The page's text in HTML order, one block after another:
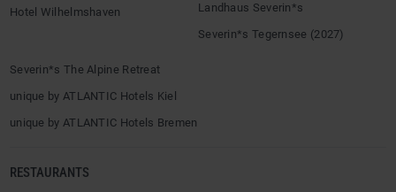
Hotel Wilhelmshaven
Landhaus Severin*s
Severin*s Tegernsee (2027)
Severin*s The Alpine Retreat
unique by ATLANTIC Hotels Kiel
unique by ATLANTIC Hotels Bremen
RESTAURANTS